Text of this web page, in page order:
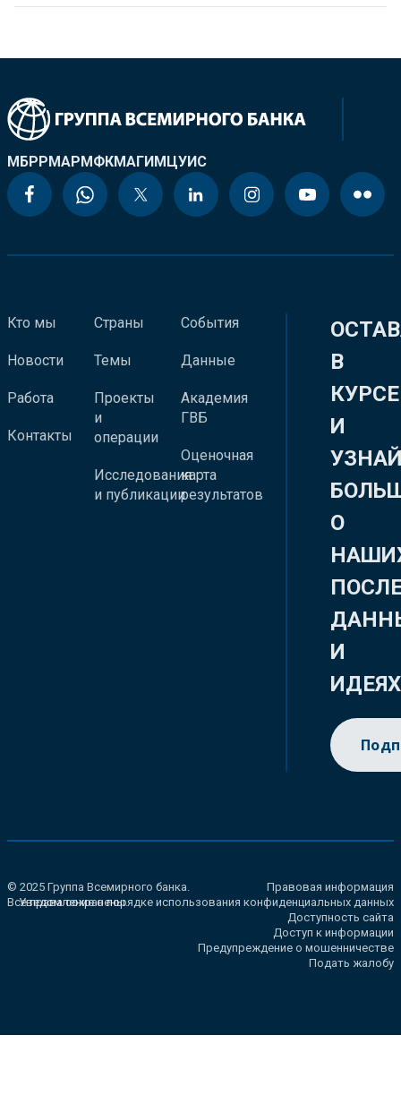
МБРРМАРМФКМАГИМЦУИС
Кто мы
Новости
Работа
Контакты
Страны
Темы
Проекты
и
операции
Исследования
и публикации
События
Данные
Академия
ГВБ
Оценочная
карта
результатов
В
КУРСЕ
И
О
И
ИДЕЯХ
© 2025 Группа Всемирного банка.
Все права сохранены.
Правовая информация
Уведомление о порядке использования конфиденциальных данных
Доступность сайта
Доступ к информации
Предупреждение о мошенничестве
Подать жалобу